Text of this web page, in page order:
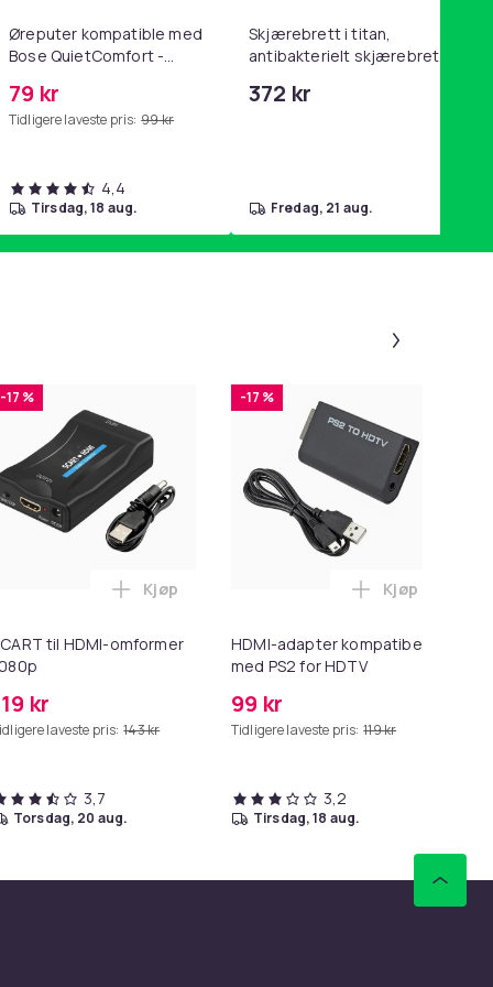
Øreputer kompatible med
Bose QuietComfort -
Grå
79 kr
Tidligere laveste pris: 99 kr
4,4
tirsdag, 18 aug.
Skjærebrett i titan,
antibakterielt skjærebrett,
BPA-fri (2 stk.)
372 kr
fredag, 21 aug.
S5/S60/S65/S6 i handlekurven
i handlekurven
Macbook / Erstatningsadapter - MagSafe Gen 2 - 45W i
-17 %
til HDMI-omformer
kr
laveste pris: 143 kr
Legg SCART til HDMI-omformer 1080p i
Kjøp
3,7
torsdag, 20 aug.
-17 %
HDMI-adapter kompatibel
med PS2 for HDTV
99 kr
Tidligere laveste pris: 119 kr
Legg HDMI-
Kjøp
3,2
tirsdag, 18 aug.